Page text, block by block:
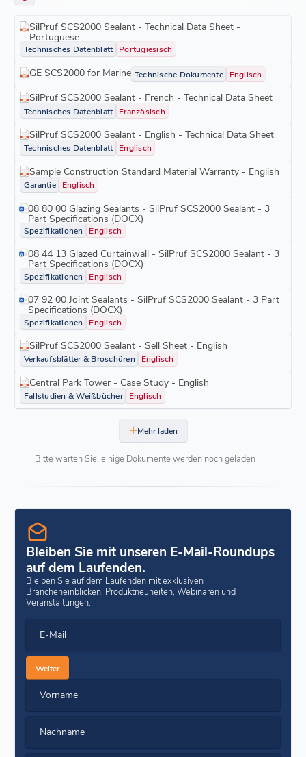
SilPruf SCS2000 Sealant - Technical Data Sheet -
Portuguese
Technisches Datenblatt Portugiesisch
GE SCS2000 for Marine Technische Dokumente Englisch
SilPruf SCS2000 Sealant - French - Technical Data Sheet
Technisches Datenblatt Französisch
SilPruf SCS2000 Sealant - English - Technical Data Sheet
Technisches Datenblatt Englisch
Sample Construction Standard Material Warranty - English
Garantie Englisch
08 80 00 Glazing Sealants - SilPruf SCS2000 Sealant - 3
Part Specifications (DOCX)
Spezifikationen Englisch
08 44 13 Glazed Curtainwall - SilPruf SCS2000 Sealant - 3
Part Specifications (DOCX)
Spezifikationen Englisch
07 92 00 Joint Sealants - SilPruf SCS2000 Sealant - 3 Part
Specifications (DOCX)
Spezifikationen Englisch
SilPruf SCS2000 Sealant - Sell Sheet - English
Verkaufsblätter & Broschüren Englisch
Central Park Tower - Case Study - English
Fallstudien & Weißbücher Englisch
Mehr laden
Bitte warten Sie, einige Dokumente werden noch geladen
Bleiben Sie mit unseren E-Mail-Roundups
auf dem Laufenden.
Bleiben Sie auf dem Laufenden mit exklusiven
Brancheneinblicken, Produktneuheiten, Webinaren und
Veranstaltungen.
E-Mail
Weiter
Vorname
Nachname